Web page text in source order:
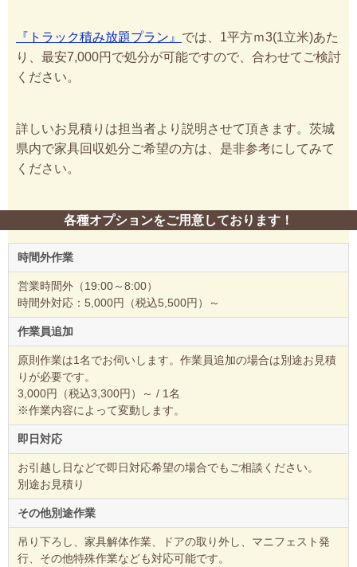
『トラック積み放題プラン』 では、1平方ｍ3(1立米)あた
り、最安7,000円で処分が可能ですので、合わせてご検討
ください。
詳しいお見積りは担当者より説明させて頂きます。茨城
県内で家具回収処分ご希望の方は、是非参考にしてみて
ください。
各種オプションをご用意しております！
時間外作業
営業時間外（19:00～8:00）
時間外対応：5,000円（税込5,500円）～
作業員追加
原則作業は1名でお伺いします。作業員追加の場合は別途お見積
りが必要です。
3,000円（税込3,300円）～ / 1名
※作業内容によって変動します。
即日対応
お引越し日などで即日対応希望の場合でもご相談ください。
別途お見積り
その他別途作業
吊り下ろし、家具解体作業、ドアの取り外し、マニフェスト発
行、その他特殊作業なども対応可能です。